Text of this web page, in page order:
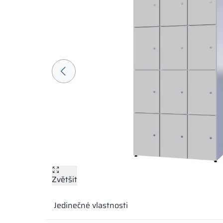
Zvětšit
Jedinečné vlastnosti